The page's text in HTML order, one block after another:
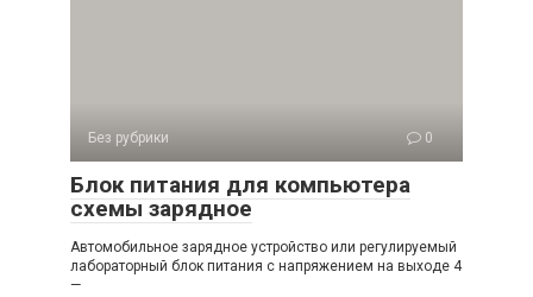
Без рубрики 0
Блок питания для компьютера
схемы зарядное
Автомобильное зарядное устройство или регулируемый
лабораторный блок питания с напряжением на выходе 4
—